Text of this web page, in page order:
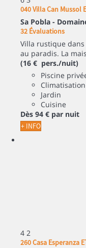
040 Villa Can Mussol
Sa Pobla -
32 Évaluations
Villa rustique
au paradis. La
(16 € pers./nuit)
Piscine
Climatisation
Jardin
Cuisine
Dès 94 € par nuit
+ INFO
4 2
260 Casa Esperanza